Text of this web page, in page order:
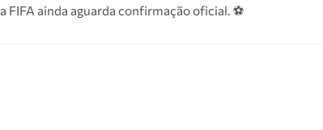
FIFA ainda aguarda confirmação oficial. ⚽